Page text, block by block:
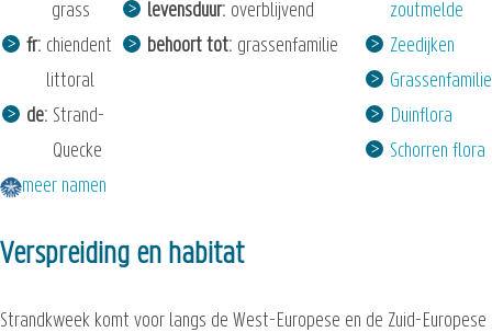
grass
fr chiendent
littoral
de Strand-
Quecke
meer namen
levensduur overblijvend
behoort tot grassenfamilie
zoutmelde
Zeedijken
Grassenfamilie
Duinflora
Schorren flora
Verspreiding en habitat
Strandkweek komt voor langs de West-Europese en de Zuid-Europese